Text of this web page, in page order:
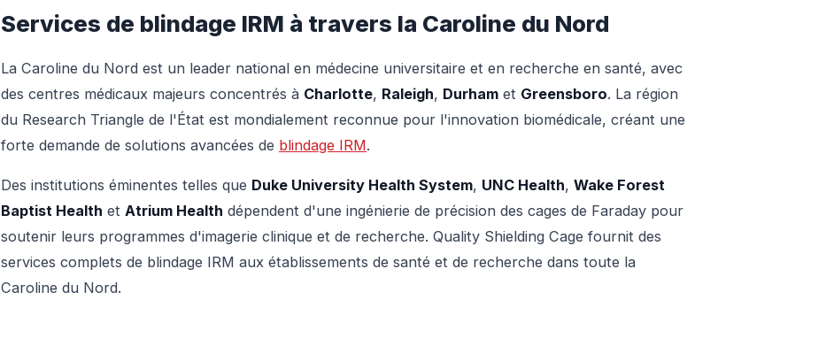
Services de blindage IRM à travers la Caroline du Nord
La Caroline du Nord est un leader national en médecine universitaire et en recherche en santé, avec
des centres médicaux majeurs concentrés à Charlotte, Raleigh, Durham et Greensboro. La région
du Research Triangle de l'État est mondialement reconnue pour l'innovation biomédicale, créant une
forte demande de solutions avancées de blindage IRM.
Des institutions éminentes telles que Duke University Health System, UNC Health, Wake Forest
Baptist Health et Atrium Health dépendent d'une ingénierie de précision des cages de Faraday pour
soutenir leurs programmes d'imagerie clinique et de recherche. Quality Shielding Cage fournit des
services complets de blindage IRM aux établissements de santé et de recherche dans toute la
Caroline du Nord.